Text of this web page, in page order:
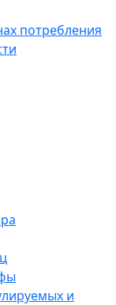
потребления
и